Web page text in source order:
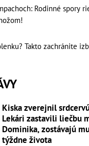
Rodinné spory
Takto zachránite
Kiska zverejnil
Lekári zastavili liečbu
Dominika, zostávajú
týždne života